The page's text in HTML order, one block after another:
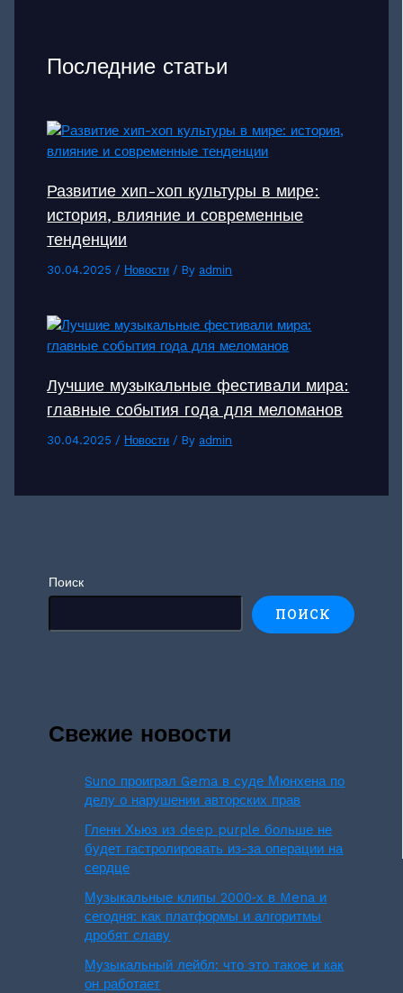
Последние статьи
Развитие хип-хоп культуры в мире:
история, влияние и современные
тенденции
30.04.2025/ Новости / By admin
Лучшие музыкальные фестивали мира:
главные события года для меломанов
30.04.2025/ Новости / By admin
Поиск
ПОИСК
Свежие новости
Suno проиграл Gema в суде Мюнхена по
делу о нарушении авторских прав
Гленн Хьюз из deep purple больше не
будет гастролировать из-за операции на
сердце
Музыкальные клипы 2000‑х в Mena и
сегодня: как платформы и алгоритмы
дробят славу
Музыкальный лейбл: что это такое и как
он работает